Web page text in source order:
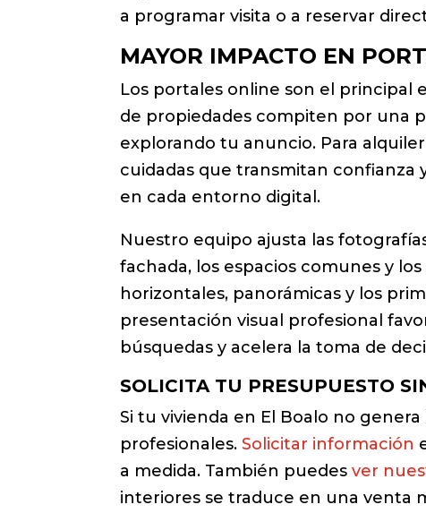
a programar visita o a reservar
MAYOR IMPACTO EN
Los portales online son el principal
de propiedades compiten por una
explorando tu anuncio. Para
cuidadas que transmitan confianza
en cada entorno digital.
Nuestro equipo ajusta las
fachada, los espacios comunes y
horizontales, panorámicas y los
presentación visual profesional
búsquedas y acelera la toma de
SOLICITA TU PRESUPUESTO
Si tu vivienda en El Boalo no
profesionales.Solicitar información
a medida. También puedesver
interiores se traduce en una venta